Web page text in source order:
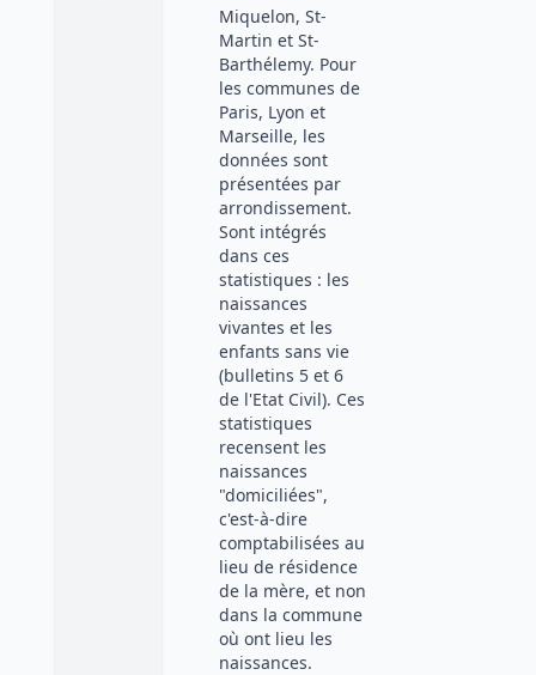
Miquelon, St-
Martin et St-
Barthélemy. Pour
les communes de
Paris, Lyon et
Marseille, les
données sont
présentées par
arrondissement.
Sont intégrés
dans ces
statistiques : les
naissances
vivantes et les
enfants sans vie
(bulletins 5 et 6
de l'Etat Civil). Ces
statistiques
recensent les
naissances
"domiciliées",
c'est-à-dire
comptabilisées au
lieu de résidence
de la mère, et non
dans la commune
où ont lieu les
naissances.